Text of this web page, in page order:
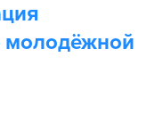
молодёжной